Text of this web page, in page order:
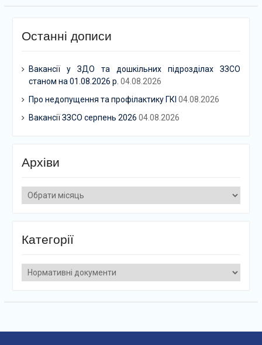
Останні дописи
Вакансії у ЗДО та дошкільних підрозділах ЗЗСО
станом на 01.08.2026 р. 04.08.2026
Про недопущення та профілактику ГКІ 04.08.2026
Вакансії ЗЗСО серпень 2026 04.08.2026
Архіви
Архіви
Категорії
Категорії